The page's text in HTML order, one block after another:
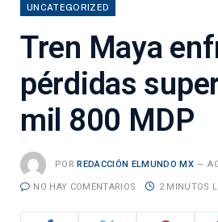
UNCATEGORIZED
Tren Maya
pérdidas
mil 800 MDP
POR REDACCIÓN ELMUNDO MX
NO HAY COMENTARIOS 2 MINUTOS